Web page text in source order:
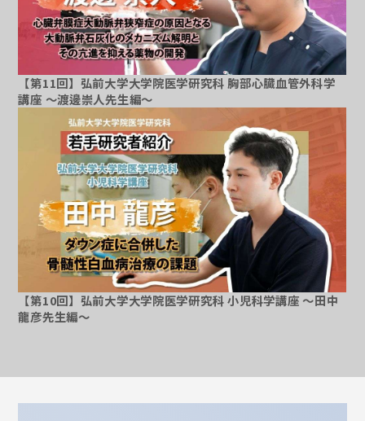
【第11回】弘前大学大学院医学研究科 胸部心臓血管外科学
講座 ～渡邊崇人先生編～
【第10回】弘前大学大学院医学研究科 小児科学講座 ～田中
龍彦先生編～